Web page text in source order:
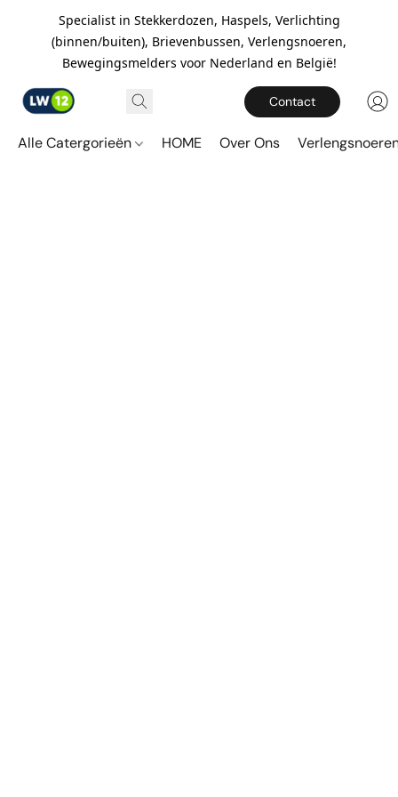
Specialist in Stekkerdozen, Haspels, Verlichting
(binnen/buiten), Brievenbussen, Verlengsnoeren,
Bewegingsmelders voor Nederland en België!
Contact
Alle Catergorieën HOME Over Ons